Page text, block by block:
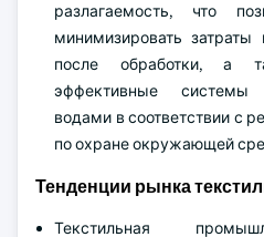
разлагаемость, что
минимизировать
после обработки, а
эффективные системы
водами в соответствии с
по охране окружающей
Тенденции рынка
Текстильная